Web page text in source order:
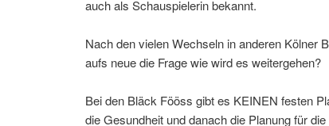
auch als Schauspielerin bekannt.
Nach den vielen Wechseln in anderen Kölner
aufs neue die Frage wie wird es weitergehen?
Bei den Bläck Fööss gibt es KEINEN festen
die Gesundheit und danach die Planung für